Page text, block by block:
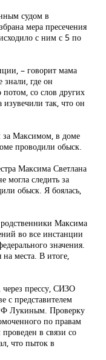
судом в
мера пресечения
с ним с 5 по
– говорит мама
где он
со слов других
так, что он
Максимом, в доме
проводили обыск.
Максима Светлана
могла следить за
обыск. Я боялась,
Максима
во все инстанции
значения.
места. В итоге,
через прессу, СИЗО
с представителем
Лукиным. Проверку
по правам
в связи со
что пыток в